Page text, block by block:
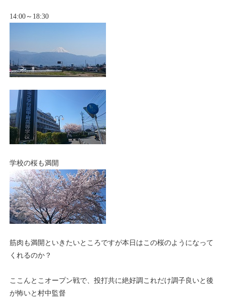
14:00～18:30
学校の桜も満開
筋肉も満開といきたいところですが本日はこの桜のようになって
くれるのか？
ここんとこオープン戦で、投打共に絶好調これだけ調子良いと後
が怖いと村中監督